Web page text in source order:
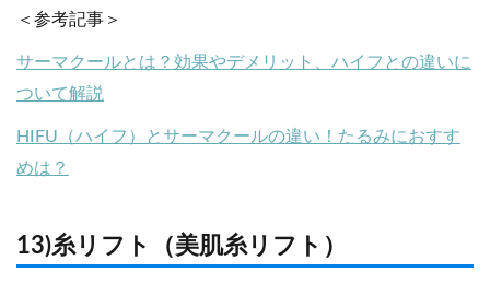
＜参考記事＞
サーマクールとは？効果やデメリット、ハイフとの違いに
ついて解説
HIFU（ハイフ）とサーマクールの違い！たるみにおすす
めは？
13)糸リフト（美肌糸リフト）